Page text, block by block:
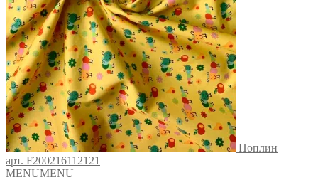
Поплин
арт. F200216112121
MENUMENU